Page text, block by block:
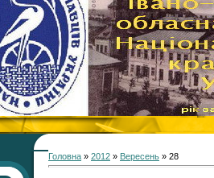
Головна » 2012 » Вересень » 28